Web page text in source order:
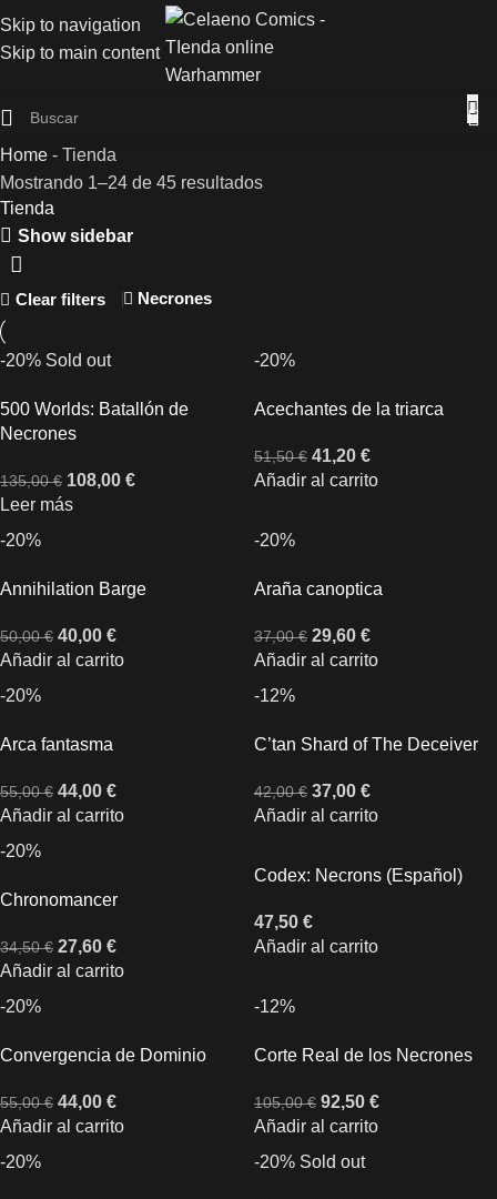
Skip to navigation
Skip to main content
Home - Tienda
Mostrando 1–24 de 45 resultados
Tienda
Show sidebar
Clear filters Necrones
-20% Sold out
500 Worlds: Batallón de
Necrones
135,00€ 108,00 €
Leer más
-20%
Acechantes de la triarca
51,50€ 41,20 €
Añadir al carrito
-20%
Annihilation Barge
50,00€ 40,00 €
Añadir al carrito
-20%
Araña canoptica
37,00€ 29,60 €
Añadir al carrito
-20%
Arca fantasma
55,00€ 44,00 €
Añadir al carrito
-12%
C’tan Shard of The Deceiver
42,00€ 37,00 €
Añadir al carrito
-20%
Chronomancer
34,50€ 27,60 €
Añadir al carrito
Codex: Necrons (Español)
47,50 €
Añadir al carrito
-20%
Convergencia de Dominio
55,00€ 44,00 €
Añadir al carrito
-12%
Corte Real de los Necrones
105,00€ 92,50 €
Añadir al carrito
-20%
-20% Sold out